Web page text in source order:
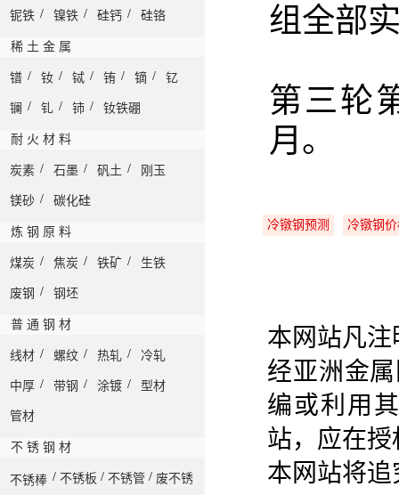
铌铁 / 镍铁 / 硅钙 / 硅铬
稀 土 金 属
镨 / 钕 / 铽 / 铕 / 镝 / 钇
镧 / 钆 / 铈 / 钕铁硼
耐 火 材 料
炭素 / 石墨 / 矾土 / 刚玉
镁砂 / 碳化硅
炼 钢 原 料
煤炭 / 焦炭 / 铁矿 / 生铁
废钢 / 钢坯
普 通 钢 材
线材 / 螺纹 / 热轧 / 冷轧
中厚 / 带钢 / 涂镀 / 型材
管材
不 锈 钢 材
不锈棒 / 不锈板 / 不锈管 / 废不锈
组全部
第三轮
月 。
冷镦钢预测 冷镦钢
本网站凡
经亚洲金
编或利用
站，应在
本网站将